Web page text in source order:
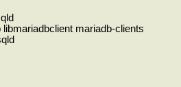
mariadb-clients